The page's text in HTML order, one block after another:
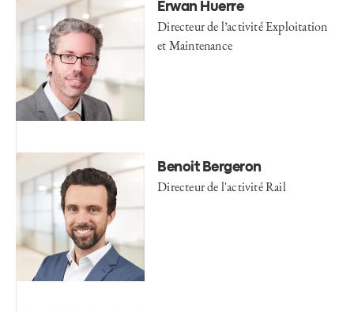
Erwan Huerre
Directeur de l’activité Exploitation
et Maintenance
Benoit Bergeron
Directeur de l'activité Rail